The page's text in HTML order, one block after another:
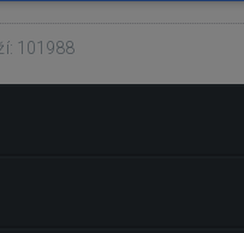
101988